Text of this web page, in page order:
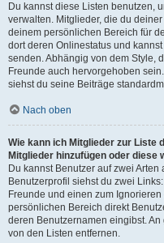
Du kannst diese Listen benutzen,
verwalten. Mitglieder, die du
deinem persönlichen Bereich für
dort deren Onlinestatus und
senden. Abhängig von dem Style,
Freunde auch hervorgehoben
siehst du seine Beiträge
Nach oben
Wie kann ich Mitglieder zur Liste
Mitglieder hinzufügen oder diese
Du kannst Benutzer auf zwei
Benutzerprofil siehst du zwei
Freunde und einen zum
persönlichen Bereich direkt
deren Benutzernamen eingibst.
von den Listen entfernen.